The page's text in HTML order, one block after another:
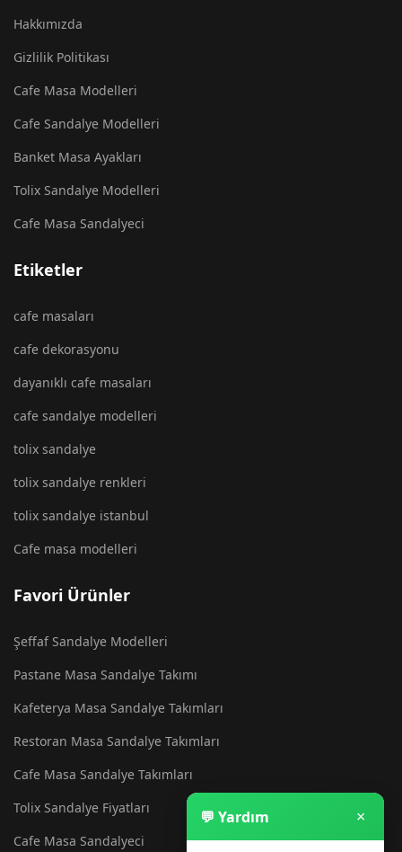
Hakkımızda
Gizlilik Politikası
Cafe Masa Modelleri
Cafe Sandalye Modelleri
Banket Masa Ayakları
Tolix Sandalye Modelleri
Cafe Masa Sandalyeci
Etiketler
cafe masaları
cafe dekorasyonu
dayanıklı cafe masaları
cafe sandalye modelleri
tolix sandalye
tolix sandalye renkleri
tolix sandalye istanbul
Cafe masa modelleri
Favori Ürünler
Şeffaf Sandalye Modelleri
Pastane Masa Sandalye Takımı
Kafeterya Masa Sandalye Takımları
Restoran Masa Sandalye Takımları
Cafe Masa Sandalye Takımları
Tolix Sandalye Fiyatları
Cafe Masa Sandalyeci
💬 Yardım ×